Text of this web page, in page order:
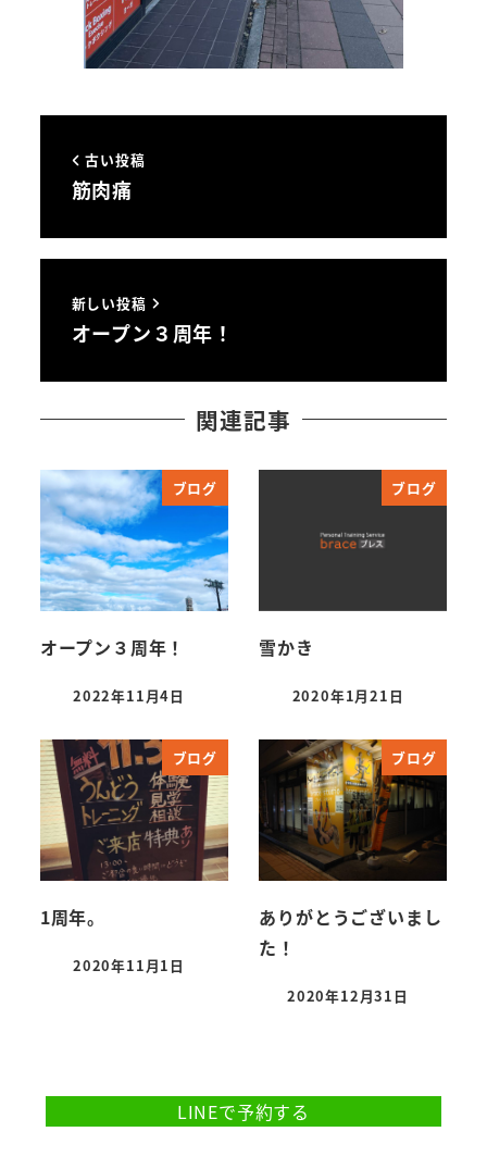
古い投稿
筋肉痛
新しい投稿
オープン３周年！
関連記事
ブログ
オープン３周年！
投稿日
2022年11月4日
ブログ
雪かき
投稿日
2020年1月21日
ブログ
1周年。
投稿日
2020年11月1日
ブログ
ありがとうございまし
た！
投稿日
2020年12月31日
LINEで予約する